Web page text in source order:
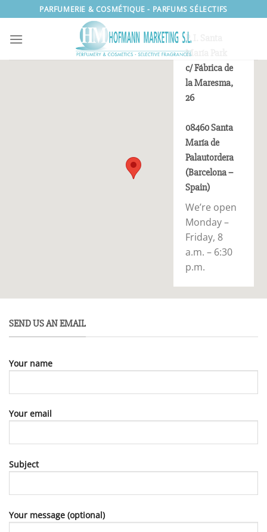
au
contenu
PARFUMERIE & COSMÉTIQUE - PARFUMS SÉLECTIFS
P. I. Santa
María Park
c/ Fábrica de
la Maresma,
26
08460 Santa
María de
Palautordera
(Barcelona –
Spain)
We’re open
Monday –
Friday, 8
a.m. – 6:30
p.m.
SEND US AN EMAIL
Your name
Your email
Subject
Your message (optional)